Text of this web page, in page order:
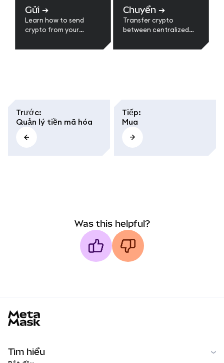
and view supported
regions and providers.
Gửi ➔
Learn how to send
crypto from your
by-step.
Chuyển ➔
Transfer crypto
between centralized
MetaMask.
Trước:
Quản lý tiền mã hóa
Tiếp:
Mua
Was this helpful?
Tìm hiểu